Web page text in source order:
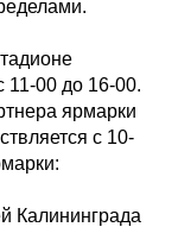
11-00 до 16-00.
ярмарки
с 10-
Калининграда